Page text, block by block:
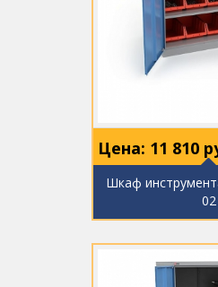
Цена: 11 810
Шкаф
02